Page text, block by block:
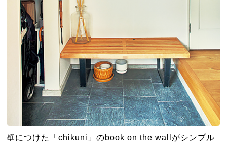
壁につけた「chikuni」のbook on the wallがシンプル